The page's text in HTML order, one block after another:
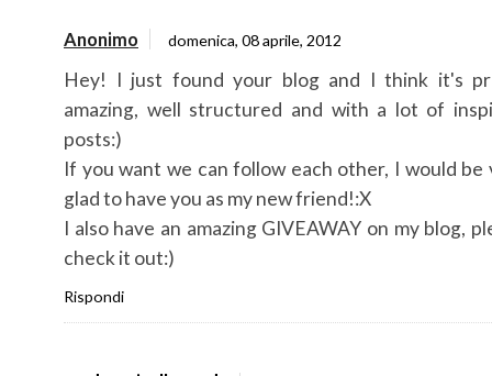
Anonimo domenica, 08 aprile, 2012
Hey! I just found your blog and I think it's
amazing, well structured and with a lot of
posts:)
If you want we can follow each other, I would be
glad to have you as my new friend!:X
I also have an amazing GIVEAWAY on my blog,
check it out:)
Rispondi